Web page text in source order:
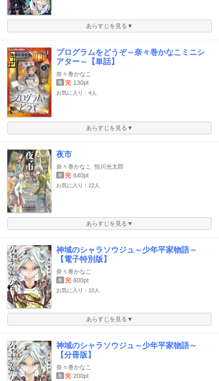
あらすじを見る▼
プログラムをどうぞ～奈々巻かなこミニシ
アター～【単話】
奈々巻かなこ
巻 完 130pt
お気に入り：4人
あらすじを見る▼
夜市
奈々巻かなこ 恒川光太郎
巻 完 640pt
お気に入り：22人
あらすじを見る▼
神域のシャラソウジュ～少年平家物語～
【電子特別版】
奈々巻かなこ
巻 完 800pt
お気に入り：10人
あらすじを見る▼
神域のシャラソウジュ～少年平家物語～
【分冊版】
奈々巻かなこ
巻 完 200pt